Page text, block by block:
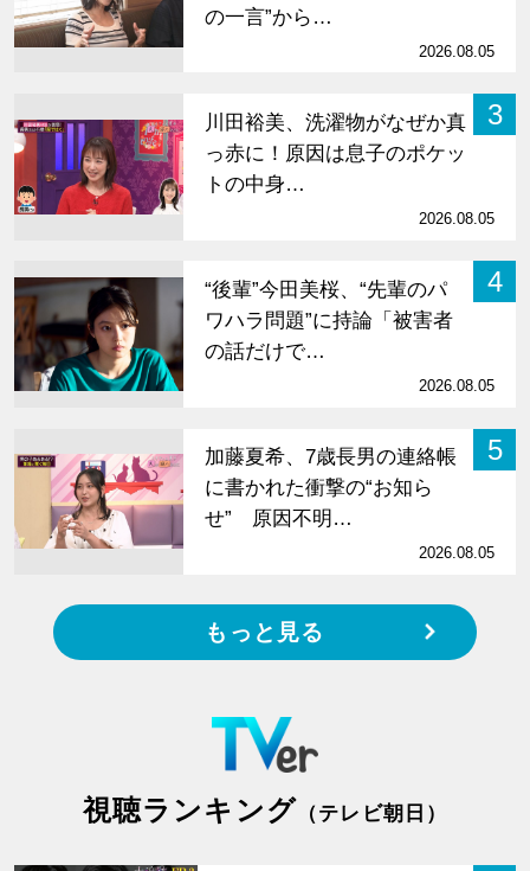
の一言”から…
2026.08.05
3
川田裕美、洗濯物がなぜか真
っ赤に！原因は息子のポケッ
トの中身…
2026.08.05
4
“後輩”今田美桜、“先輩のパ
ワハラ問題”に持論「被害者
の話だけで…
2026.08.05
5
加藤夏希、7歳長男の連絡帳
に書かれた衝撃の“お知ら
せ” 原因不明…
2026.08.05
もっと見る
視聴ランキング （テレビ朝日）